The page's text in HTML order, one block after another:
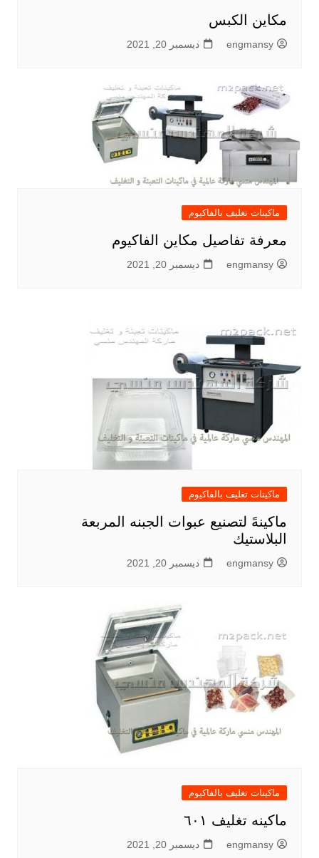
مكاين الكبس
engmansy ديسمبر 20, 2021
ماكينات تغليف بالفاكيوم
معرفة تفاصيل مكاين الفاكيوم
engmansy ديسمبر 20, 2021
ماكينات تغليف بالفاكيوم
ماكينهً لتصنيع عبوات الجبنه المربعة
البلاستيك
engmansy ديسمبر 20, 2021
ماكينات تغليف بالفاكيوم
ماكينه تغليف ٦٠١
engmansy ديسمبر 20, 2021